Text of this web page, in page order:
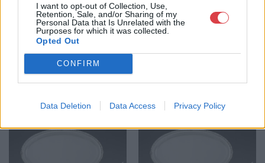
I want to opt-out of Collection, Use,
Retention, Sale, and/or Sharing of my
Personal Data that Is Unrelated with the
Purposes for which it was collected.
Opted Out
CONFIRM
Data Deletion Data Access Privacy Policy
Kikiáltási ár:55 000Ft
Aukció:
BÁV ZRt. 2014.12.10-i aukció
Aukció időpontja: 2014-12-10
MEGTEKINTEM
Kikiáltási ár: 75 000Ft
Aukció:
Aukció időpontja: 2014-12-10
MEGTEKINTEM